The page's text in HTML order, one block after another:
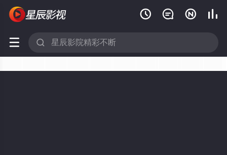
   
 